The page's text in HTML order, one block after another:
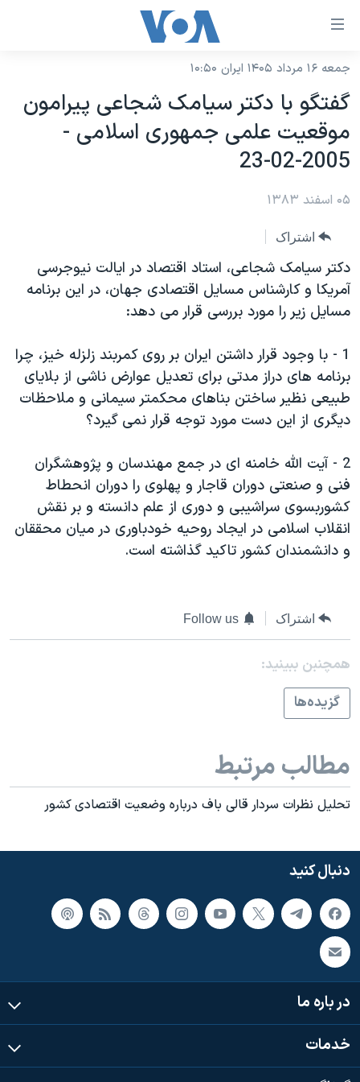
لینکهای
دسترسی
جهش
محتوای
اصلی
به
صفحه
جهش
به
جستجو
نسخه سبک وب‌سایت
موضوع ها
آمریکا
جهان
ورزشی
گزیده‌ها
ویژه برنامه‌ها
ویدیوها
فرهنگ و زندگی
حقوق شهروندی
علم و فناوری
اسرائیل در جنگ
گالری عکس
آرشیو پخش زنده
برنامه های تلویزیونی
جدول برنامه ها
صفحه‌های ویژه
جام جهانی ۲۰۲۶
عملیات خشم حماسی
۲۵۰سالگی آمریکا
بایگانی برنامه‌های تلویزیونی
مستندها
انتخابات ریاست جمهوری آمریکا ۲۰۲۴
رمز مهسا
ورزش زنان در ایران
اعتراضات زن، زندگی، آزادی
مجموعه مستندهای دادخواهی
چهل سال گروگان‌گیری
قانون شفافیت دارائی کادر رهبری ایران
اعتراضات مردمی آبان ۹۸
نرگس محمدی برنده جایزه نوبل صلح
همایش محافظه‌کاران آمریکا «سی‌پک»
صفحه‌های ویژه
فرکانس‌های صدای آمریکا
پخش رادیویی
دنبال کنید
زبانهای مختلف
جمعه ۱۶ مرداد ۱۴۰۵ ایران ۱۰:۵۰
گفتگو با دکتر سيامک شجاعی پيرامون
موقعيت علمی جمهوری اسلامی -
2005-02-23
۰۵ اسفند ۱۳۸۳
اشتراک
دکتر سيامک شجاعی، استاد اقتصاد در ايالت نيوجرسی
آمريکا و کارشناس مسايل اقتصادی جهان، در اين برنامه
مسايل زير را مورد بررسی قرار می دهد:
1 - با وجود قرار داشتن ايران بر روی کمربند زلزله خيز، چرا
برنامه های دراز مدتی برای تعديل عوارض ناشی از بلايای
طبيعی نظير ساختن بناهای محکمتر سيمانی و ملاحظات
ديگری از اين دست مورد توجه قرار نمی گيرد؟
2 - آيت الله خامنه ای در جمع مهندسان و پژوهشگران
فنی و صنعتی دوران قاجار و پهلوی را دوران انحطاط
کشوربسوی سراشيبی و دوری از علم دانسته و بر نقش
انقلاب اسلامی در ايجاد روحيه خودباوری در ميان محققان
و دانشمندان کشور تاکيد گذاشته است.
اشتراک Follow us
همچنبن ببینید:
گزيده‌ها
مطالب مرتبط
تحليل نظرات سردار قالی باف درباره وضعيت اقتصادی کشور
دنبال کنید
در باره ما
خدمات